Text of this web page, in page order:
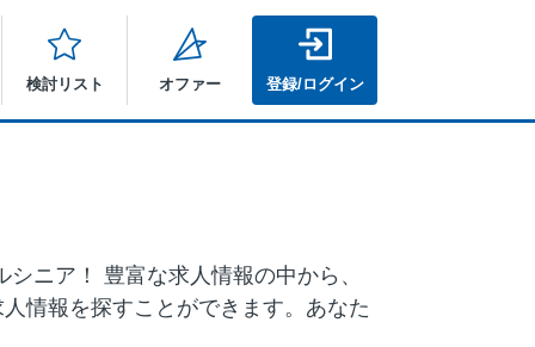
検討リスト オファー 登録/ログイン
ニア！ 豊富な求人情報の中から、
情報を探すことができます。あなた